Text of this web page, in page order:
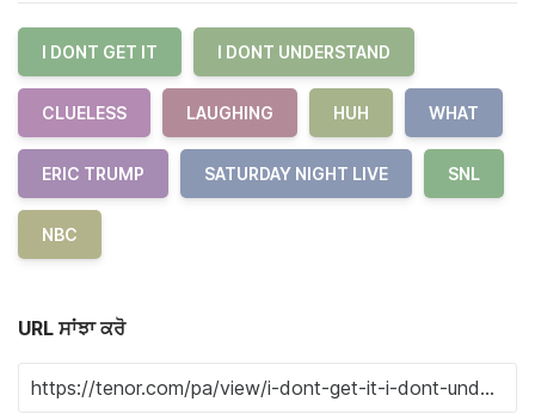
I DONT GET IT I DONT UNDERSTAND
CLUELESS LAUGHING HUH WHAT
ERIC TRUMP SATURDAY NIGHT LIVE SNL
NBC
URL ਸਾਂਝਾ ਕਰੋ